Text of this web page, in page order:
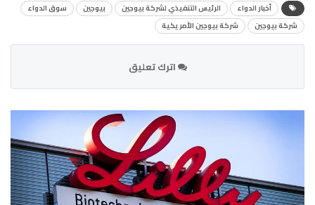
أخبار الدواء الرئيس التنفيذي لشركة بيوجين بيوجين
سوق الدواء
شركة بيوجين
شركة بيوجين الأمريكية
اترك تعليق